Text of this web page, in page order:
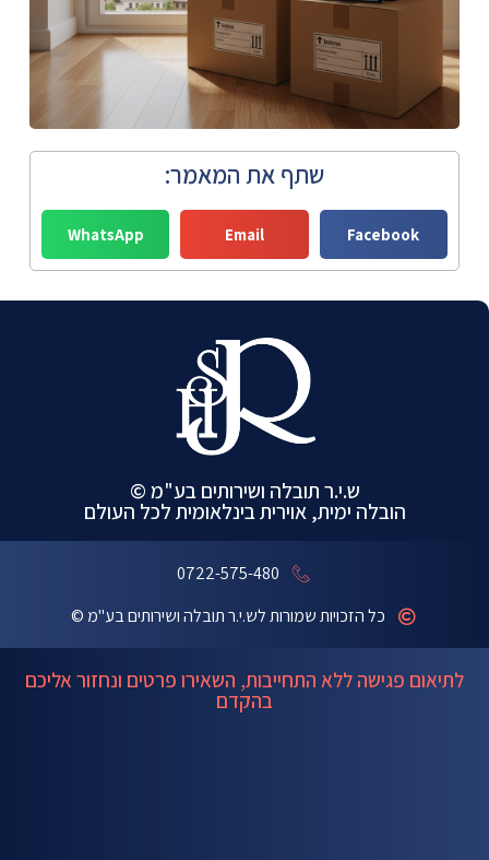
שתף את המאמר:
Facebook
Email
WhatsApp
ש.י.ר תובלה ושירותים בע"מ ©
הובלה ימית, אוירית בינלאומית לכל העולם
0722-575-480
כל הזכויות שמורות לש.י.ר תובלה ושירותים בע"מ ©
לתיאום פגישה ללא התחייבות, השאירו פרטים ונחזור אליכם
בהקדם